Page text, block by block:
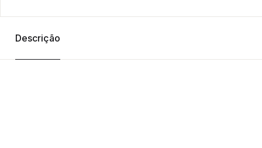
Descrição